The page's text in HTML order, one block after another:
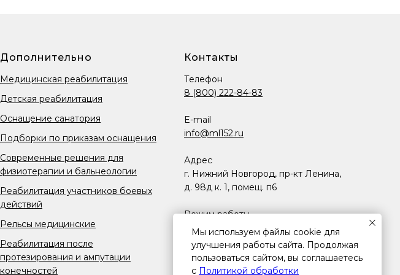
Мы используем файлы cookie для
улучшения работы сайта. Продолжая
пользоваться сайтом, вы соглашаетесь
с Политикой обработки
Дополнительно
Медицинская реабилитация
Детская реабилитация
Оснащение санатория
Подборки по приказам оснащения
Современные решения для
физиотерапии и бальнеологии
Реабилитация участников боевых
действий
Рельсы медицинские
Реабилитация после
протезирования и ампутации
конечностей
Контакты
Телефон
8 (800) 222-84-83
E-mail
info@ml152.ru
Адрес
г. Нижний Новгород, пр-кт Ленина,
д. 98д к. 1, помещ. п6
Режим работы
Пн-Пт.: 8:00-17:00 (МСК)